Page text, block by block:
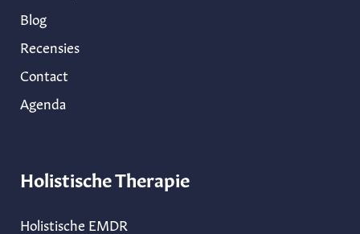
Blog
Recensies
Contact
Agenda
Holistische Therapie
Holistische EMDR